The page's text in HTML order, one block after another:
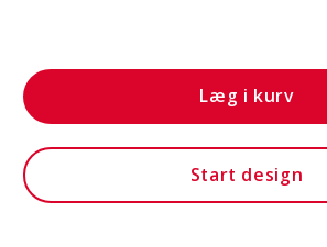
Læg i kurv
Start design